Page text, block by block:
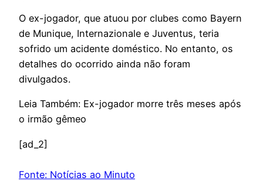
O ex-jogador, que atuou por clubes como Bayern
de Munique, Internazionale e Juventus, teria
sofrido um acidente doméstico. No entanto, os
detalhes do ocorrido ainda não foram
divulgados.
Leia Também: Ex-jogador morre três meses após
o irmão gêmeo
[ad_2]
Fonte: Notícias ao Minuto